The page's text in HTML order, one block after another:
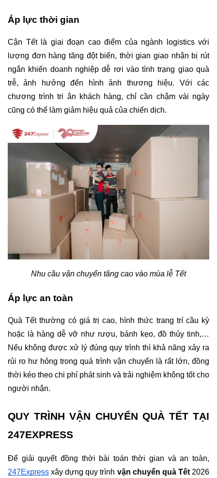
Áp lực thời gian
Cận Tết là giai đoạn cao điểm của ngành logistics với
lượng đơn hàng tăng đột biến, thời gian giao nhận bị rút
ngắn khiến doanh nghiệp dễ rơi vào tình trạng giao quà
trễ, ảnh hưởng đến hình ảnh thương hiệu. Với các
chương trình tri ân khách hàng, chỉ cần chậm vài ngày
cũng có thể làm giảm hiệu quả của chiến dịch.
Nhu cầu vận chuyển tăng cao vào mùa lễ Tết
Áp lực an toàn
Quà Tết thường có giá trị cao, hình thức trang trí cầu kỳ
hoặc là hàng dễ vỡ như rượu, bánh kẹo, đồ thủy tinh,…
Nếu không được xử lý đúng quy trình thì khả năng xảy ra
rủi ro hư hỏng trong quá trình vận chuyển là rất lớn, đồng
thời kéo theo chi phí phát sinh và trải nghiệm không tốt cho
người nhận.
QUY TRÌNH VẬN CHUYỂN QUÀ TẾT TẠI
247EXPRESS
247Express xây dựng quy trình vận chuyển quà Tết 2026